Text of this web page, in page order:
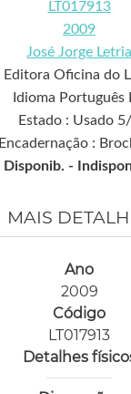
LT017913
2009
José Jorge Letria
Editora Oficina do
Idioma Português
Estado : Usado
Encadernação :
Disponib. -
MAIS
Ano
2009
Código
LT017913
Detalhes